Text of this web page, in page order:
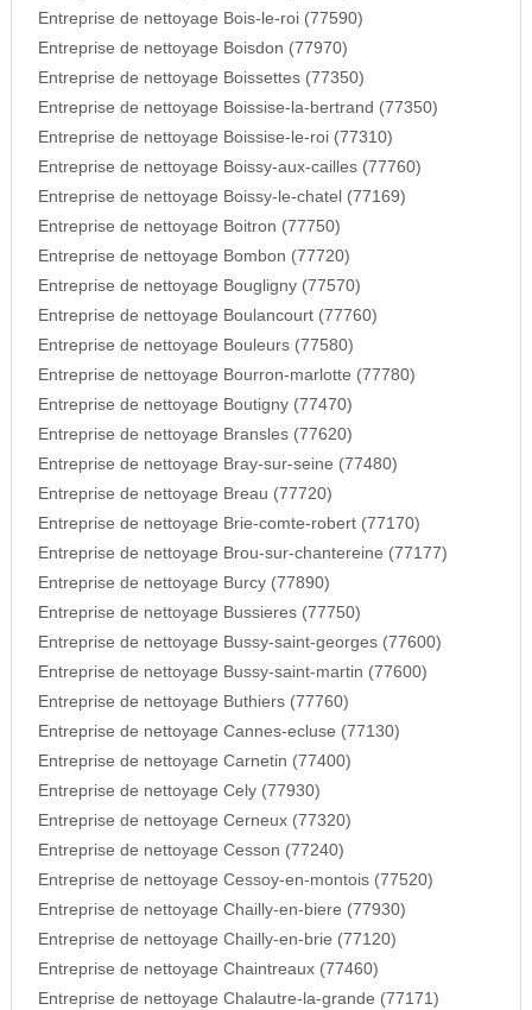
Entreprise de nettoyage Bois-le-roi (77590)
Entreprise de nettoyage Boisdon (77970)
Entreprise de nettoyage Boissettes (77350)
Entreprise de nettoyage Boissise-la-bertrand (77350)
Entreprise de nettoyage Boissise-le-roi (77310)
Entreprise de nettoyage Boissy-aux-cailles (77760)
Entreprise de nettoyage Boissy-le-chatel (77169)
Entreprise de nettoyage Boitron (77750)
Entreprise de nettoyage Bombon (77720)
Entreprise de nettoyage Bougligny (77570)
Entreprise de nettoyage Boulancourt (77760)
Entreprise de nettoyage Bouleurs (77580)
Entreprise de nettoyage Bourron-marlotte (77780)
Entreprise de nettoyage Boutigny (77470)
Entreprise de nettoyage Bransles (77620)
Entreprise de nettoyage Bray-sur-seine (77480)
Entreprise de nettoyage Breau (77720)
Entreprise de nettoyage Brie-comte-robert (77170)
Entreprise de nettoyage Brou-sur-chantereine (77177)
Entreprise de nettoyage Burcy (77890)
Entreprise de nettoyage Bussieres (77750)
Entreprise de nettoyage Bussy-saint-georges (77600)
Entreprise de nettoyage Bussy-saint-martin (77600)
Entreprise de nettoyage Buthiers (77760)
Entreprise de nettoyage Cannes-ecluse (77130)
Entreprise de nettoyage Carnetin (77400)
Entreprise de nettoyage Cely (77930)
Entreprise de nettoyage Cerneux (77320)
Entreprise de nettoyage Cesson (77240)
Entreprise de nettoyage Cessoy-en-montois (77520)
Entreprise de nettoyage Chailly-en-biere (77930)
Entreprise de nettoyage Chailly-en-brie (77120)
Entreprise de nettoyage Chaintreaux (77460)
Entreprise de nettoyage Chalautre-la-grande (77171)